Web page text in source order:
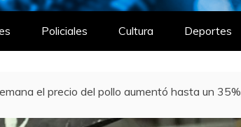
Policiales Cultura Deportes
el precio del pollo aumentó hasta un 35%